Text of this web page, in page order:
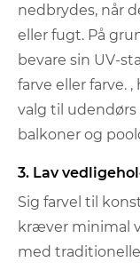
nedbrydes, når
eller fugt. På
bevare sin UV-
farve eller farve.
valg til udendørs
balkoner og
3. Lav
Sig farvel til
kræver minimal
med